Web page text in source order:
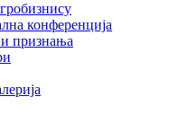
конференција
признања